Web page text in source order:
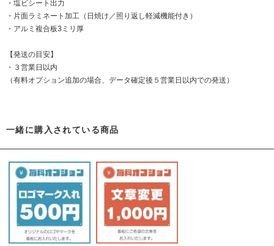
・塩ビシート出力
・片面ラミネート加工（日焼け／照り返し軽減機能付き）
・アルミ複合板3ミリ厚
【発送の目安】
・３営業日以内
（有料オプション追加の場合、データ確定後５営業日以内での発送）
一緒に購入されている商品